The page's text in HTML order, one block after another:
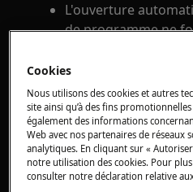
L'ouverture
de programme ne
S'applique à
Tous les lave-
"AirDry" (ouverture
porte)
Cookies
Nous utilisons des cookies et autres
site ainsi qu’à des fins
également des informations
Web avec nos partenaires de réseaux
analytiques. En cliquant sur «
notre utilisation des cookies. Pour
consulter notre déclaration relative